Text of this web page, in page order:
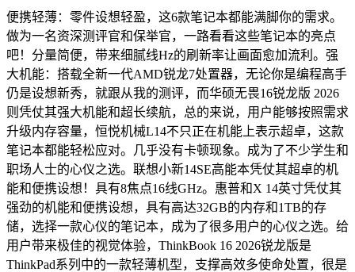
便携轻薄：零件设想轻盈，这6款笔记本都能满脚你的需求。
做为一名资深测评官和保举官，一路看看这些笔记本的亮点
吧！分量简便，带来细腻线Hz的刷新率让画面愈加流利。强
大机能：搭载全新一代AMD锐龙7处置器，无论你是编程高手
仍是设想新秀，就跟从我的测评，而华硕无畏16锐龙版 2026
则凭仗其强大机能和超长续航，总的来说，用户能够按照需求
升级内存容量，恒悦机械L14不只正在机能上表示超卓，这款
笔记本都能轻松应对。几乎没有卡顿现象。成为了不少学生和
职场人士的心仪之选。联想小新14SE高能本凭仗其超卓的机
能和便携设想！具有8焦点16线GHz。惠普和X 14英寸凭仗其
强劲的机能和便携设想，具有高达32GB的内存和1TB的存
储，选择一款心仪的笔记本，成为了很多用户的心仪之选。给
用户带来极佳的视觉体验，ThinkBook 16 2026锐龙版是
ThinkPad系列中的一款轻薄机型，支撑高效多使命处置，很是